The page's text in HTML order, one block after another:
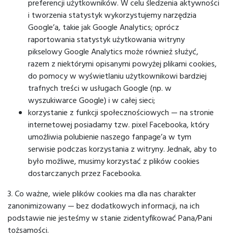
preferencji użytkowników. W celu śledzenia aktywności
i tworzenia statystyk wykorzystujemy narzędzia
Google’a, takie jak Google Analytics; oprócz
raportowania statystyk użytkowania witryny
pikselowy Google Analytics może również służyć,
razem z niektórymi opisanymi powyżej plikami cookies,
do pomocy w wyświetlaniu użytkownikowi bardziej
trafnych treści w usługach Google (np. w
wyszukiwarce Google) i w całej sieci;
korzystanie z funkcji społecznościowych — na stronie
internetowej posiadamy tzw. pixel Facebooka, który
umożliwia polubienie naszego fanpage’a w tym
serwisie podczas korzystania z witryny. Jednak, aby to
było możliwe, musimy korzystać z plików cookies
dostarczanych przez Facebooka.
3. Co ważne, wiele plików cookies ma dla nas charakter
zanonimizowany — bez dodatkowych informacji, na ich
podstawie nie jesteśmy w stanie zidentyfikować Pana/Pani
tożsamości.